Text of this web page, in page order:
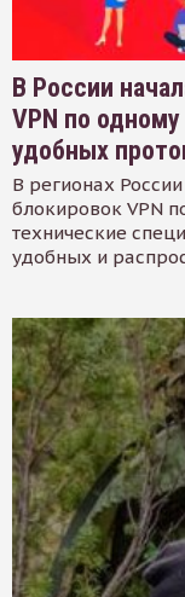
В России
VPN по
удобных
В регионах
блокировок VPN
технические
удобных и